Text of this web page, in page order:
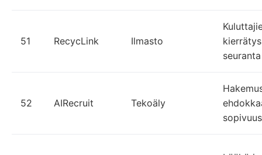
51 RecycLink Ilmasto
52 AIRecruit Tekoäly